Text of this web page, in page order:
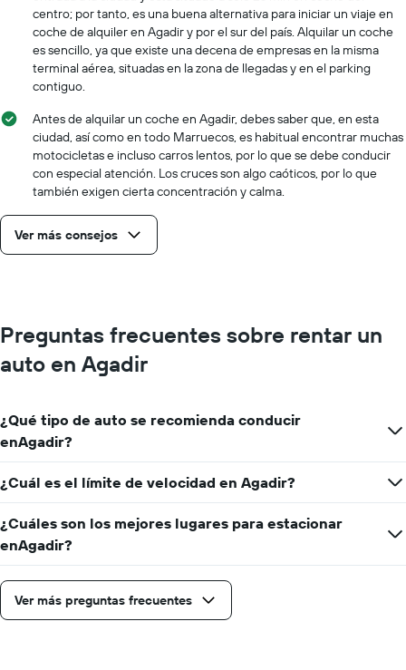
centro; por tanto, es una buena alternativa para iniciar un viaje en
coche de alquiler en Agadir y por el sur del país. Alquilar un coche
es sencillo, ya que existe una decena de empresas en la misma
terminal aérea, situadas en la zona de llegadas y en el parking
contiguo.
Antes de alquilar un coche en Agadir, debes saber que, en esta
ciudad, así como en todo Marruecos, es habitual encontrar muchas
motocicletas e incluso carros lentos, por lo que se debe conducir
con especial atención. Los cruces son algo caóticos, por lo que
también exigen cierta concentración y calma.
Ver más consejos
Preguntas frecuentes sobre rentar un
auto en Agadir
¿Qué tipo de auto se recomienda conducir
enAgadir?
¿Cuál es el límite de velocidad en Agadir?
¿Cuáles son los mejores lugares para estacionar
enAgadir?
Ver más preguntas frecuentes